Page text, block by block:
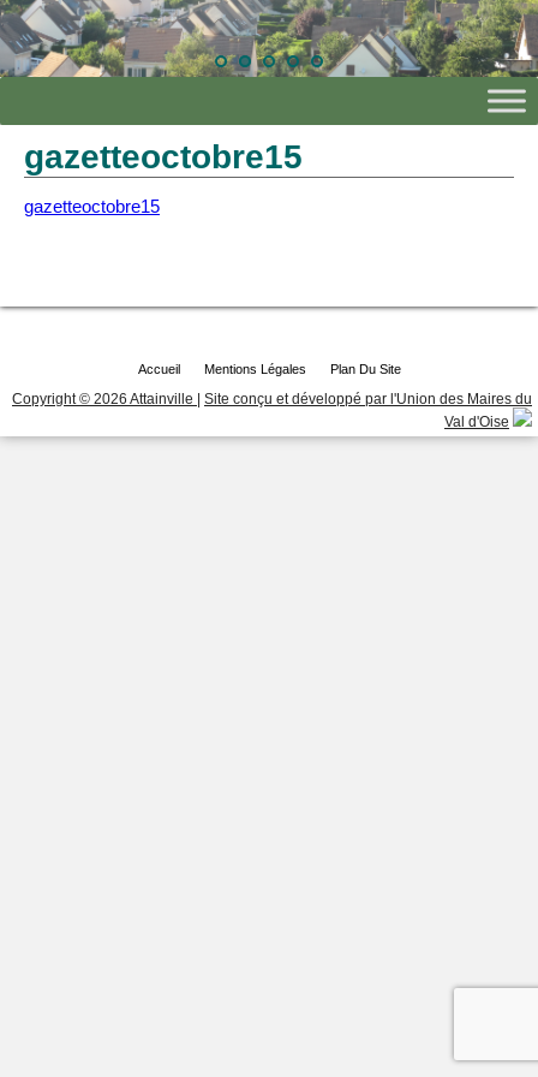
gazetteoctobre15
gazetteoctobre15
Accueil Mentions Légales Plan Du Site
Copyright © 2026 Attainville | Site conçu et développé par l'Union des Maires du
Val d'Oise